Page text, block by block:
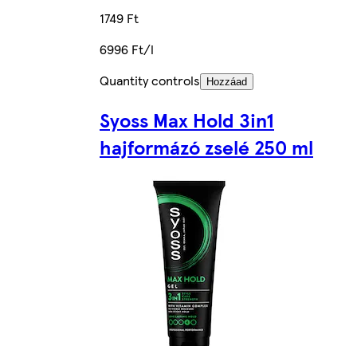
1749 Ft
6996 Ft/l
Quantity controls
Hozzáad
Syoss Max Hold 3in1
hajformázó zselé 250 ml